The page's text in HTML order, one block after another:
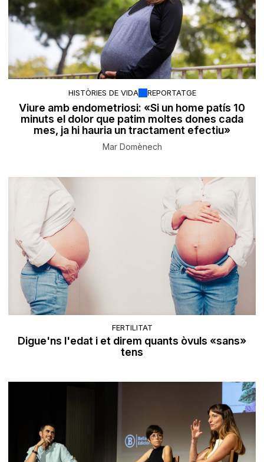
HISTÒRIES DE VIDA REPORTATGE
Viure amb endometriosi: «Si un home patís 10
minuts el dolor que patim moltes dones cada
mes, ja hi hauria un tractament efectiu»
Mar Domènech
FERTILITAT
Digue'ns l'edat i et direm quants òvuls «sans»
tens